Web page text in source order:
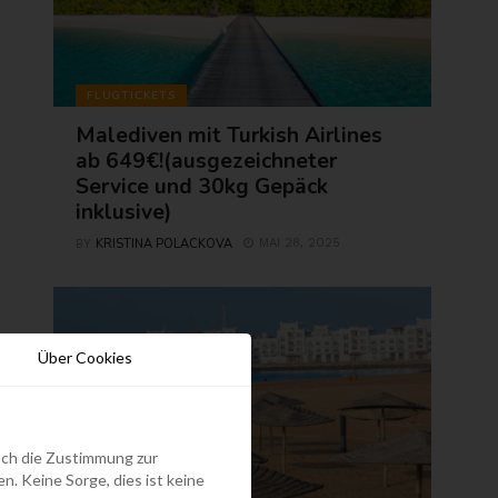
FLUGTICKETS
Malediven mit Turkish Airlines
ab 649€!(ausgezeichneter
Service und 30kg Gepäck
inklusive)
KRISTINA POLACKOVA
Über Cookies
die Zustimmung zur
Keine Sorge, dies ist keine